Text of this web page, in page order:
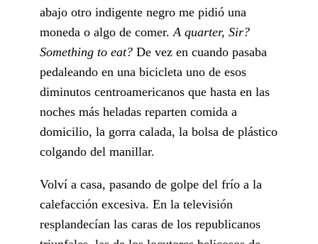
abajo otro indigente negro me pidió una
moneda o algo de comer. A quarter, Sir?
Something to eat? De vez en cuando pasaba
pedaleando en una bicicleta uno de esos
diminutos centroamericanos que hasta en las
noches más heladas reparten comida a
domicilio, la gorra calada, la bolsa de plástico
colgando del manillar.
Volví a casa, pasando de golpe del frío a la
calefacción excesiva. En la televisión
resplandecían las caras de los republicanos